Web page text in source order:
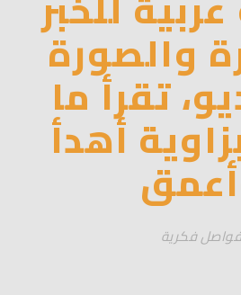
والصورة
تقرأ ما
أهدأ
فكرية